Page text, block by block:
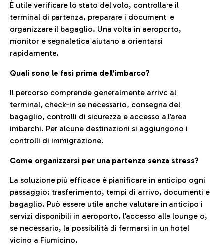
È utile verificare lo stato del volo, controllare il
terminal di partenza, preparare i documenti e
organizzare il bagaglio. Una volta in aeroporto,
monitor e segnaletica aiutano a orientarsi
rapidamente.
Quali sono le fasi prima dell’imbarco?
Il percorso comprende generalmente arrivo al
terminal, check-in se necessario, consegna del
bagaglio, controlli di sicurezza e accesso all’area
imbarchi. Per alcune destinazioni si aggiungono i
controlli di immigrazione.
Come organizzarsi per una partenza senza stress?
La soluzione più efficace è pianificare in anticipo ogni
passaggio: trasferimento, tempi di arrivo, documenti e
bagaglio. Può essere utile anche valutare in anticipo i
servizi disponibili in aeroporto, l’accesso alle lounge o,
se necessario, la possibilità di fermarsi in un hotel
vicino a Fiumicino.